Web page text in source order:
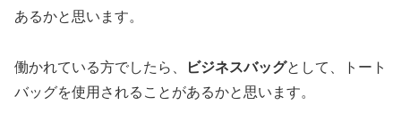
あるかと思います。
働かれている方でしたら、 ビジネスバッグとして、トート
バッグを使用されることがあるかと思います。